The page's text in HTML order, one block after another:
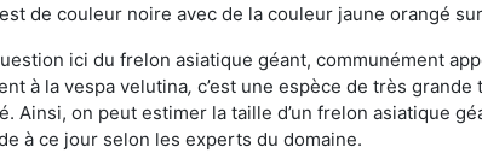
de couleur noire avec de la couleur jaune orangé
ici du frelon asiatique géant, communément
à la vespa velutina, c’est une espèce de très grande
Ainsi, on peut estimer la taille d’un frelon asiatique
à ce jour selon les experts du domaine.